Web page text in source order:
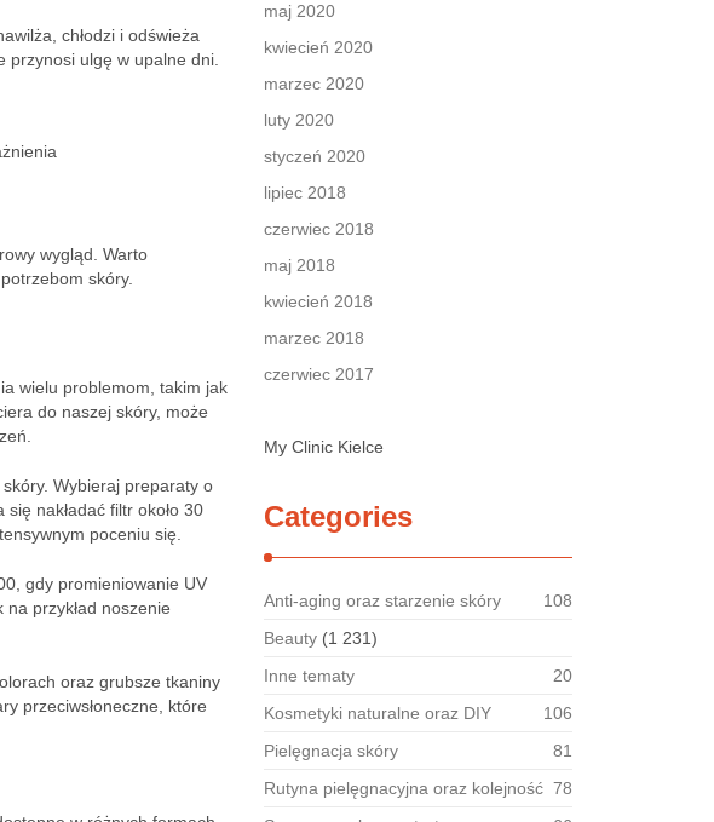
chłodzi i odświeża
ulgę w upalne dni.
wygląd. Warto
skóry.
wielu problemom, takim jak
do naszej skóry, może
Wybieraj preparaty o
nakładać filtr około 30
poceniu się.
gdy promieniowanie UV
przykład noszenie
oraz grubsze tkaniny
przeciwsłoneczne, które
maj 2020
kwiecień 2020
marzec 2020
luty 2020
styczeń 2020
lipiec 2018
czerwiec 2018
maj 2018
kwiecień 2018
marzec 2018
czerwiec 2017
My Clinic Kielce
Categories
Anti-aging oraz starzenie skóry
108
Beauty (1 231)
Inne tematy
20
Kosmetyki naturalne oraz DIY
106
Pielęgnacja skóry
81
Rutyna pielęgnacyjna oraz kolejność 78